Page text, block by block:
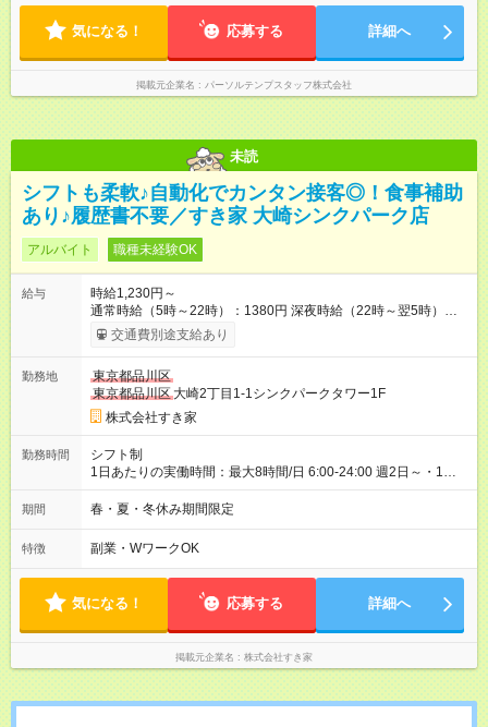
気になる！ 応募する 詳細へ
掲載元企業名 パーソルテンプスタッフ株式会社
未読
シフトも柔軟♪自動化でカンタン接客◎！食事補助
あり♪履歴書不要／すき家 大崎シンクパーク店
アルバイト 職種未経験OK
給与
時給1,230円～
通常時給（5時～22時）：1380円 深夜時給（22時～翌5時）：
1725円 高校生時給：1230円 【試用期間】試用期間あり 試用期
間の長さ：1ヶ月 雇用形態、給与は本採用時と同じです。 試用
月とさせていただきます。 研修制度あり：15時間(研修中も同時
給）
交通費別途支給あり
勤務地
東京都品川区
東京都品川区 大崎2丁目1-1シンクパークタワー1F
株式会社すき家
勤務時間
シフト制
1日あたりの実働時間：最大8時間/日 6:00-24:00 週2日～・1日
2h～OK◎ 基本は固定シフトですが、学校の試験や家庭の都合な
どイレギュラーにはもちろん対応します。 その際はお気軽にご
期間 春・夏・冬休み期間限定
特徴 副業・WワークOK
気になる！ 応募する 詳細へ
掲載元企業名 株式会社すき家